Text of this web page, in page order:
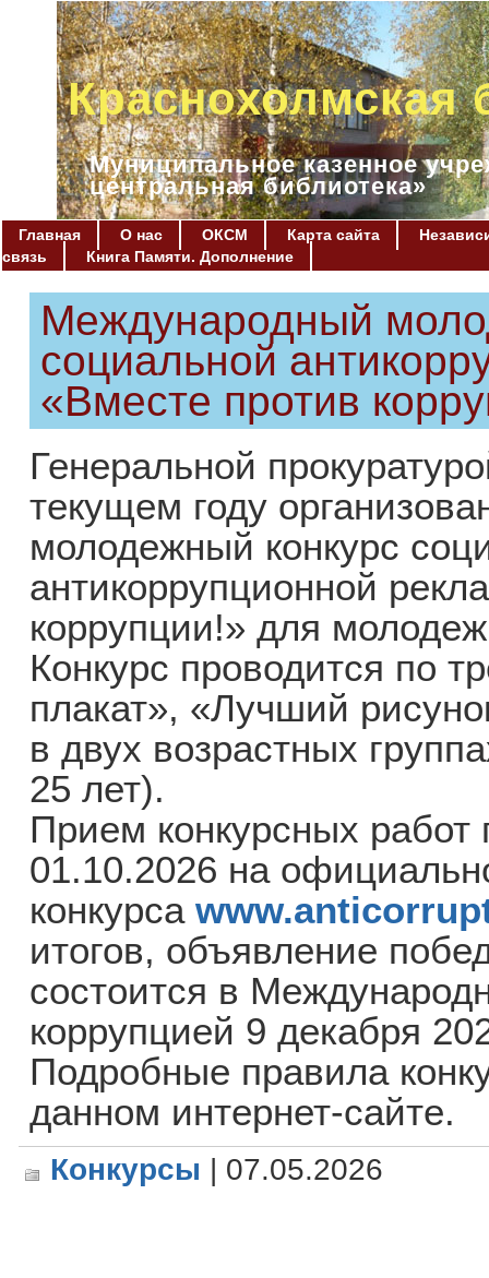
Краснохолмская
Муниципальное казенное
центральная библиотека»
Главная О нас ОКСМ Карта сайта
связь
Книга Памяти. Дополнение
Международный
социальной
«Вместе против
Генеральной
текущем году
молодежный конкурс
антикоррупционной
коррупции!» для
Конкурс проводится по
плакат», «Лучший
в двух возрастных
25 лет).
Прием конкурсных работ
01.10.2026 на
конкурса
итогов, объявление
состоится в
коррупцией 9 декабря
Подробные правила
данном интернет-сайте.
Конкурсы | 07.05.2026